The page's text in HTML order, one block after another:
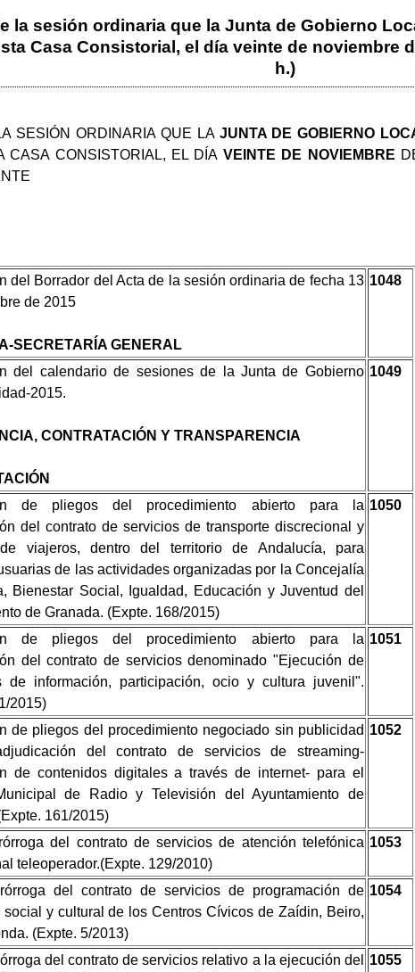
la sesión ordinaria que la Junta de Gobierno
Casa Consistorial, el día veinte de noviembre
h.)
SESIÓN ORDINARIA QUE LA JUNTA DE GOBIERNO
CASA CONSISTORIAL, EL DÍAVEINTE DE NOVIEMBRE
del Borrador del Acta de la sesión ordinaria de fecha 13
de 2015
SECRETARÍA GENERAL
1048
del calendario de sesiones de la Junta de Gobierno
2015.
CONTRATACIÓN Y TRANSPARENCIA
1049
de pliegos del procedimiento abierto para la
del contrato de servicios de transporte discrecional y
viajeros, dentro del territorio de Andalucía, para
de las actividades organizadas por la Concejalía
Bienestar Social, Igualdad, Educación y Juventud del
de Granada. (Expte. 168/2015)
1050
de pliegos del procedimiento abierto para la
del contrato de servicios denominado "Ejecución de
de información, participación, ocio y cultura juvenil".
2015)
1051
de pliegos del procedimiento negociado sin publicidad
del contrato de servicios de streaming-
de contenidos digitales a través de internet- para el
de Radio y Televisión del Ayuntamiento de
161/2015)
1052
del contrato de servicios de atención telefónica
teleoperador.(Expte. 129/2010)
1053
del contrato de servicios de programación de
social y cultural de los Centros Cívicos de Zaídin, Beiro,
(Expte. 5/2013)
1054
del contrato de servicios relativo a la ejecución del
1055